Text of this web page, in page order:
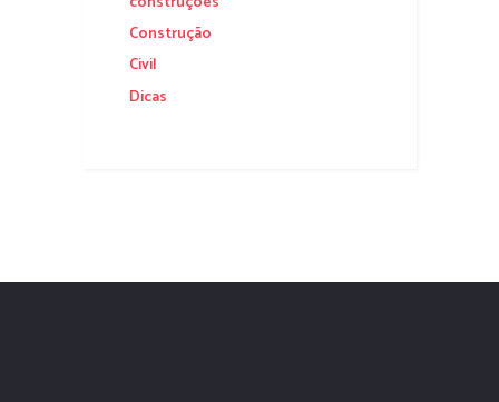
Construção
Civil
Dicas